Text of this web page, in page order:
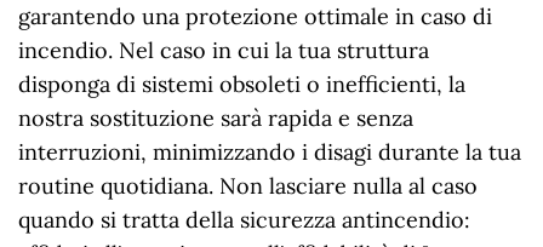
garantendo una protezione ottimale in caso di
incendio. Nel caso in cui la tua struttura
disponga di sistemi obsoleti o inefficienti, la
nostra sostituzione sarà rapida e senza
interruzioni, minimizzando i disagi durante la tua
routine quotidiana. Non lasciare nulla al caso
quando si tratta della sicurezza antincendio: